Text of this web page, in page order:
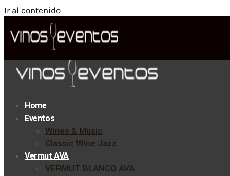
Ir al contenido
Home
Eventos
Wines & Music
Classic Wine Jazz
Vermut AVA
VERMUT BLANCO AVA